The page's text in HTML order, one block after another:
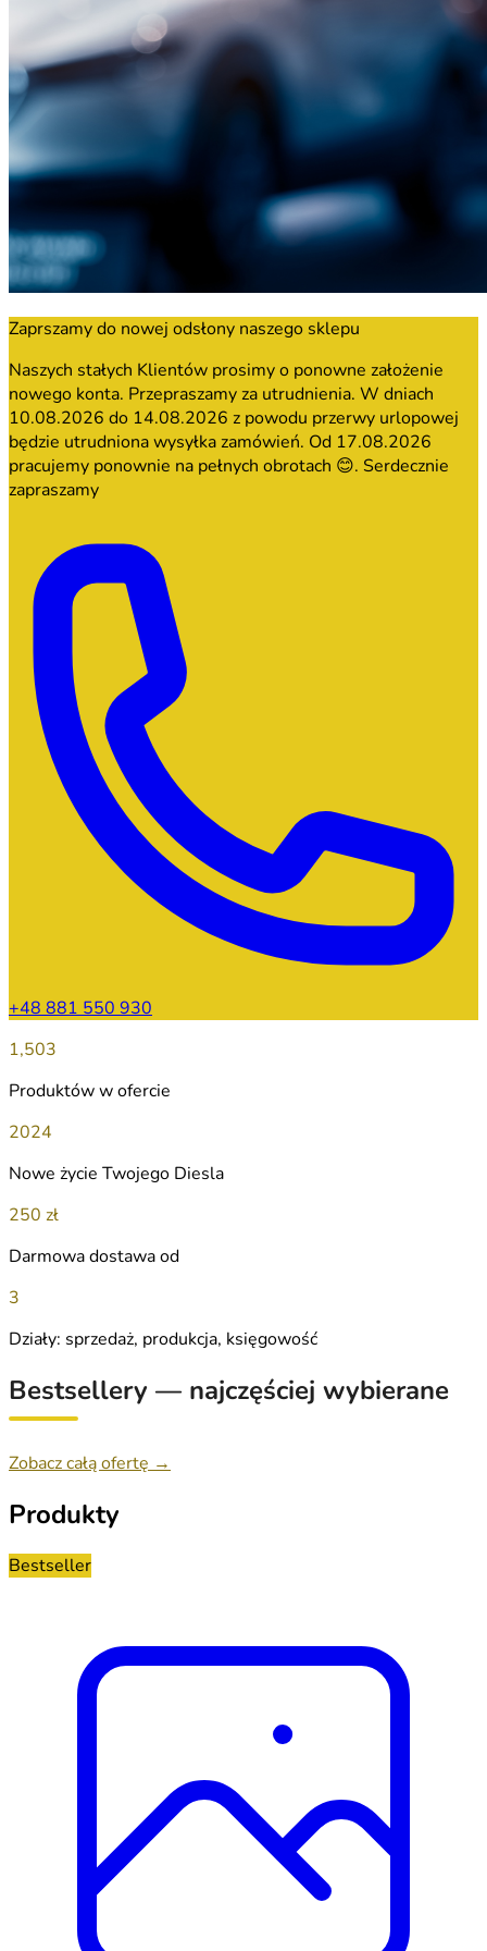
Zaprszamy do nowej odsłony naszego sklepu
Naszych stałych Klientów prosimy o ponowne założenie
nowego konta. Przepraszamy za utrudnienia. W dniach
10.08.2026 do 14.08.2026 z powodu przerwy urlopowej
będzie utrudniona wysyłka zamówień. Od 17.08.2026
pracujemy ponownie na pełnych obrotach 😊. Serdecznie
zapraszamy
+48 881 550 930
1,503
Produktów w ofercie
2024
Nowe życie Twojego Diesla
250 zł
Darmowa dostawa od
3
Działy: sprzedaż, produkcja, księgowość
Bestsellery — najczęściej wybierane
Zobacz całą ofertę →
Produkty
Bestseller